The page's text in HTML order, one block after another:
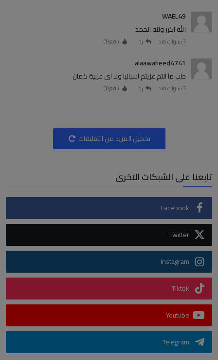
WAEL49
الله اكبر ولله الحمد
3 سنوات منذ رد نافع (1
)
alaawaheed4741
طب ما انتم غزيتم اسبانيا ولا اى عربية كمان
3 سنوات منذ رد نافع (1
)
تحميل المزيد من التعليقات
تابعنا على الشبكات الاخرى
Facebook
Twitter
Instagram
Tiktok
Youtube
Telegram